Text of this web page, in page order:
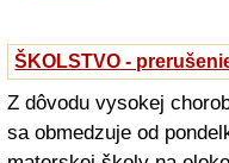
ŠKOLSTVO -
Z dôvodu vysokej
sa obmedzuje od